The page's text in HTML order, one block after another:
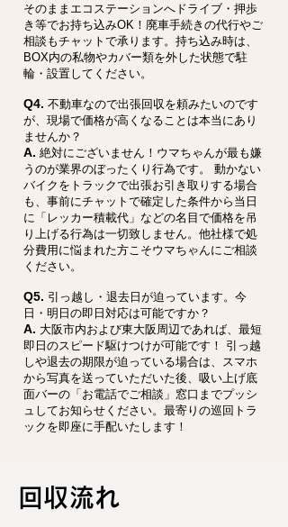
そのままエコステーションへドライブ・押歩
き等でお持ち込みOK！廃車手続きの代行やご
相談もチャットで承ります。持ち込み時は、
BOX内の私物やカバー類を外した状態で駐
輪・設置してください。
Q4. 不動車なので出張回収を頼みたいのです
が、現場で価格が高くなることは本当にあり
ませんか？
A. 絶対にございません！ウマちゃんが最も嫌
うのが業界のぼったくり行為です。 動かない
バイクをトラックで出張お引き取りする場合
も、事前にチャットで確定した条件から当日
に「レッカー積載代」などの名目で価格を吊
り上げる行為は一切致しません。他社様で処
分費用に悩まれた方こそウマちゃんにご相談
ください。
Q5. 引っ越し・退去日が迫っています。今
日・明日の即日対応は可能ですか？
A. 大阪市内および東大阪周辺であれば、最短
即日のスピード駆けつけが可能です！ 引っ越
しや退去の期限が迫っている場合は、スマホ
から写真を送っていただいた後、吸い上げ底
面バーの「お電話でご相談」窓口までプッシ
ュしてお知らせください。最寄りの巡回トラ
ックを即座に手配いたします！
回収流れ